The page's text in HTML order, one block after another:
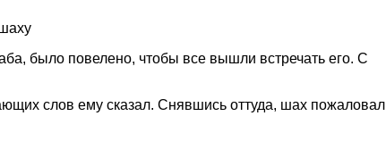
было повелено, чтобы все вышли встречать его. С
слов ему сказал. Снявшись оттуда, шах пожаловал